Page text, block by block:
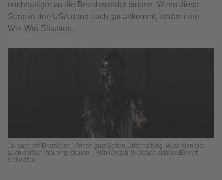
nachhaltiger an die Bezahlsender binden. Wenn diese
Serie in den USA dann auch gut ankommt, ist das eine
Win-Win-Situation.
Ja, auch wir Deutschen können gute Serien-Unterhaltung. Muss man sich
auch einfach mal eingestehen. | Foto (Detail): © picture alliance/Everett
Collection